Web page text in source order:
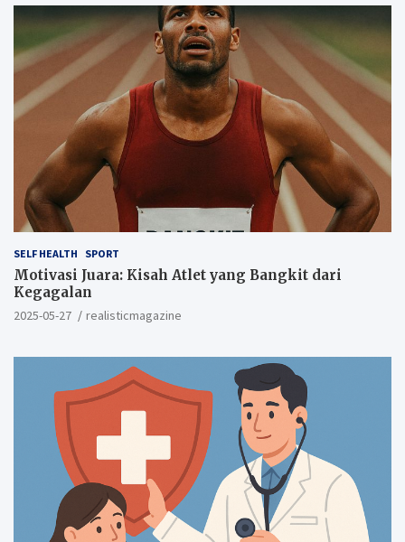
SELF HEALTH SPORT
Motivasi Juara: Kisah Atlet yang Bangkit dari
Kegagalan
2025-05-27 realisticmagazine